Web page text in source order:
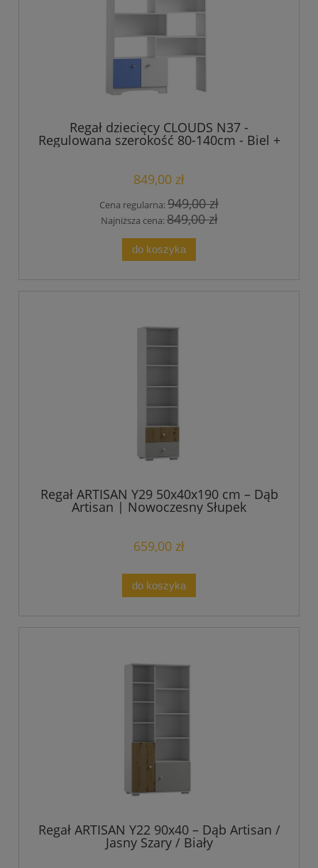
Regał dziecięcy CLOUDS N37 -
Regulowana szerokość 80-140cm - Biel +
849,00 zł
Cena regularna:949,00 zł
Najniższa cena:849,00 zł
do koszyka
Regał ARTISAN Y29 50x40x190 cm – Dąb
Artisan | Nowoczesny Słupek
659,00 zł
do koszyka
Regał ARTISAN Y22 90x40 – Dąb Artisan /
Jasny Szary / Biały